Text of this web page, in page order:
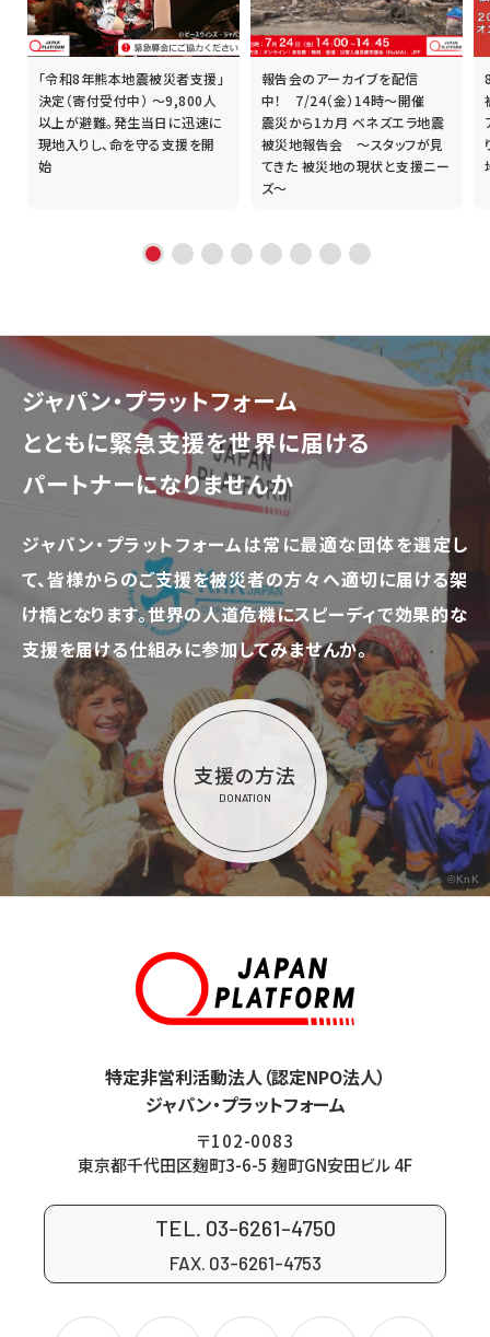
「令和8年熊本地震被災者支援」
決定（寄付受付中） ～9,800人
以上が避難。発生当日に迅速に
現地入りし、命を守る支援を開
始
報告会のアーカイブを配信
中！ 7/24（金）14時～開催
震災から1カ月 ベネズエラ地震
被災地報告会 ～スタッフが見
てきた 被災地の現状と支援ニー
ズ～
ジャパン・プラットフォーム
とともに緊急支援を世界に届ける
パートナーになりませんか
ジャパン・プラットフォームは常に最適な団体を選定し
て、皆様からのご支援を被災者の方々へ適切に届ける架
け橋となります。世界の人道危機にスピーディで効果的な
支援を届ける仕組みに参加してみませんか。
支援の方法
DONATION
©KnK
特定非営利活動法人（認定NPO法人）
ジャパン・プラットフォーム
〒102-0083
東京都千代田区麹町3-6-5 麹町GN安田ビル 4F
TEL. 03-6261-4750
FAX. 03-6261-4753